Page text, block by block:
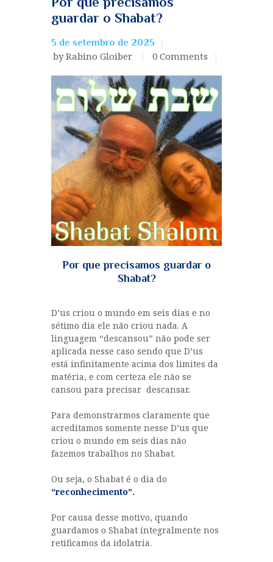
CURIOSIDADES
RABINO GLOIBER
HISTÓRIAS DE
TZADIKIM
GUEULÁ
MENSAGENS DO
RABINO
INÍCIO
OS ANIMAIS DA TORÁ
guardar o Shabat?
5 de setembro de 2025
by Rabino Gloiber 0 Comments
Por que precisamos guardar o
Shabat?
D’us criou o mundo em seis dias e no
sétimo dia ele não criou nada. A
linguagem “descansou” não pode ser
aplicada nesse caso sendo que D’us
está infinitamente acima dos limites da
matéria, e com certeza ele não se
cansou para precisar descansar.
Para demonstrarmos claramente que
acreditamos somente nesse D’us que
criou o mundo em seis dias não
fazemos trabalhos no Shabat.
Ou seja, o Shabat é o dia do
“reconhecimento”.
Por causa desse motivo, quando
guardamos o Shabat integralmente nos
retificamos da idolatria.